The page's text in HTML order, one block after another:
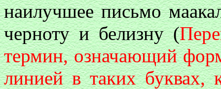
наилучшее письмо
черноту и белизну (
термин, означающий
линией в таких буквах,